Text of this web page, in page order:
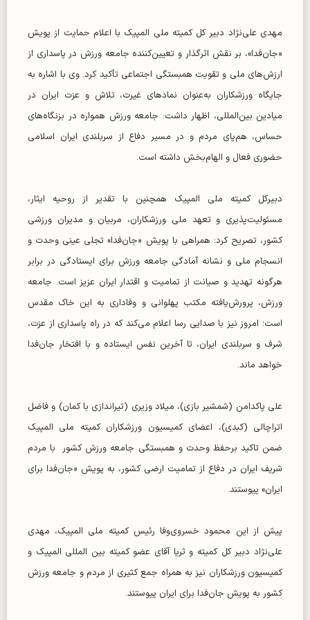
مهدی علی‌نژاد دبیر کل کمیته ملی المپیک با اعلام حمایت از پویش
«جان‌فدا»، بر نقش اثرگذار و تعیین‌کننده جامعه ورزش در پاسداری از
ارزش‌های ملی و تقویت همبستگی اجتماعی تأکید کرد. وی با اشاره به
جایگاه ورزشکاران به‌عنوان نمادهای غیرت، تلاش و عزت ایران در
میادین بین‌المللی، اظهار داشت: جامعه ورزش همواره در بزنگاه‌های
حساس، هم‌پای مردم و در مسیر دفاع از سربلندی ایران اسلامی
حضوری فعال و الهام‌بخش داشته است.
دبیرکل کمیته ملی المپیک همچنین با تقدیر از روحیه ایثار،
مسئولیت‌پذیری و تعهد ملی ورزشکاران، مربیان و مدیران ورزشی
کشور، تصریح کرد: همراهی با پویش «جان‌فدا» تجلی عینی وحدت و
انسجام ملی و نشانه آمادگی جامعه ورزش برای ایستادگی در برابر
هرگونه تهدید و صیانت از تمامیت و اقتدار ایران عزیز است. جامعه
ورزش، پرورش‌یافته مکتب پهلوانی و وفاداری به این خاک مقدس
است؛ امروز نیز با صدایی رسا اعلام می‌کند که در راه پاسداری از عزت،
شرف و سربلندی ایران، تا آخرین نفس ایستاده و با افتخار جان‌فدا
خواهد ماند.
علی پاکدامن (شمشیر بازی)، میلاد وزیری (تیراندازی با کمان) و فاضل
اتراچالی (کبدی)، اعضای کمیسیون ورزشکاران کمیته ملی المپیک
ضمن تاکید برحفظ وحدت و همبستگی جامعه ورزش کشور با مردم
شریف ایران در دفاع از تمامیت ارضی کشور، به پویش «جان‌فدا برای
ایران» پیوستند.
پیش از این محمود خسروی‌وفا رئیس کمیته ملی المپیک، مهدی
علی‌نژاد دبیر کل کمیته و ثریا آقای عضو کمیته بین المللی المپیک و
کمیسیون ورزشکاران نیز به همراه جمع کثیری از مردم و جامعه ورزش
کشور به پویش جان‌فدا برای ایران پیوستند.